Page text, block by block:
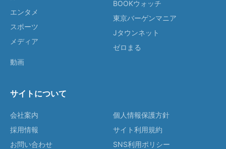
エンタメ
スポーツ
メディア
動画
BOOKウォッチ
東京バーゲンマニア
Jタウンネット
ゼロまる
サイトについて
会社案内
採用情報
お問い合わせ
個人情報保護方針
サイト利用規約
SNS利用ポリシー